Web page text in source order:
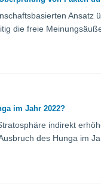
Ansatz
die freie
im Jahr 2022?
indirekt
des Hunga im